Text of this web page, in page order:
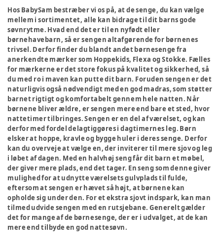
Hos BabySam bestræber vi os på, at de senge, du kan vælge
mellem i sortimentet, alle kan bidrage til dit barns gode
søvnrytme. Hvad end det er til en nyfødt eller
børnehavebarn, så er sengen altafgørende for børnenes
trivsel. Derfor finder du blandt andet børnesenge fra
anerkendte mærker som Hoppekids, Flexa og Stokke. Fælles
for mærkerne er det store fokus på kvalitet og sikkerhed, så
du med ro i maven kan putte dit barn. Foruden sengen er det
naturligvis også nødvendigt med en god madras, som støtter
barnet rigtigt og komfortabelt gennem hele natten. Når
børnene bliver ældre, er sengen mere end bare et sted, hvor
nattetimer tilbringes. Sengen er en del af værelset, og kan
derfor med fordel delagtiggøres i dagtimernes leg. Børn
elsker at hoppe, kravle og bygge huler i deres senge. Derfor
kan du overveje at vælge en, der inviterer til mere sjov og leg
i løbet af dagen. Med en halvhøj seng får dit barn et møbel,
der giver mere plads, end det tager. En seng som denne giver
mulighed for at udnytte værelsets gulvplads til fulde,
eftersom at sengen er hævet så højt, at børnene kan
opholde sig under den. For et ekstra sjovt indspark, kan man
tilmed udvide sengen med en rutsjebane. Generelt gælder
det for mange af de børnesenge, der er i udvalget, at de kan
mere end tilbyde en god nattesøvn.